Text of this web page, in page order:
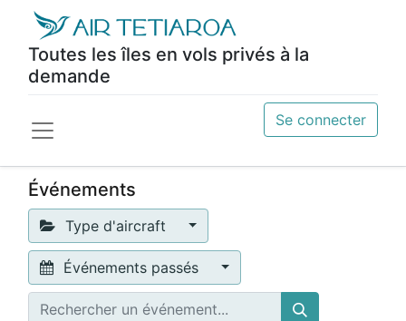
Toutes les îles en vols privés à la
demande
Se connecter
Événements
Type d'aircraft
Événements passés